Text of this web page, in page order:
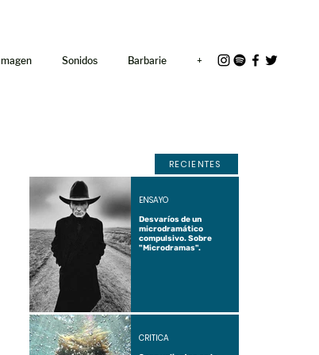
Imagen Sonidos Barbarie +
RECIENTES
Desvaríos de un
microdramático
compulsivo. Sobre
"Microdramas".
ENSAYO
CRÍTICA